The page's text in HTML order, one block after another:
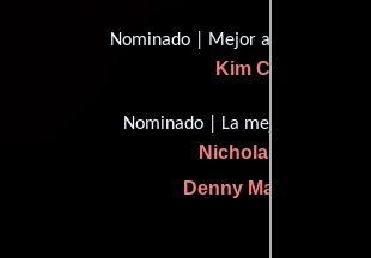
Nominado | Mejor actriz de apoyo
Kim Cattrall
Nominado | La mejor escritura
Nicholas Meyer
Denny Martin Flinn